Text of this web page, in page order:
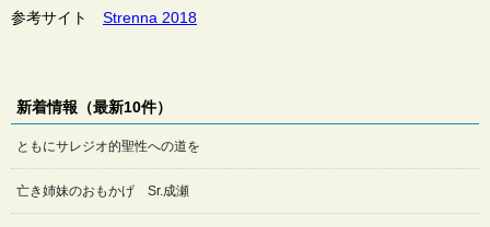
新着情報（最新10件）
ともにサレジオ的聖性への道を
亡き姉妹のおもかげ Sr.成瀬
参考サイト Strenna 2018